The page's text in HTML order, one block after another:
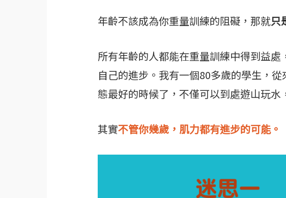
年齡不該成為你重量訓練的阻礙，那就只
所有年齡的人都能在重量訓練中得到益
自己的進步。我有一個80多歲的學生，
態最好的時候了，不僅可以到處遊山玩水
其實不管你幾歲，肌力都有進步的可能。